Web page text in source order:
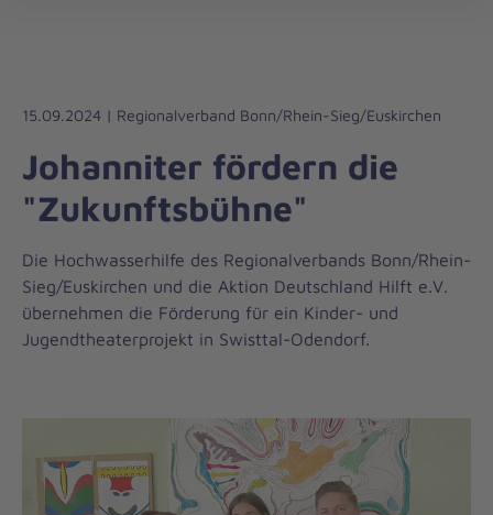
Liebe
Leben
15.09.2024 | Regionalverband Bonn/Rhein-Sieg/Euskirchen
Johanniter fördern die
"Zukunftsbühne"
Die Hochwasserhilfe des Regionalverbands Bonn/Rhein-
Sieg/Euskirchen und die Aktion Deutschland Hilft e.V.
übernehmen die Förderung für ein Kinder- und
Jugendtheaterprojekt in Swisttal-Odendorf.